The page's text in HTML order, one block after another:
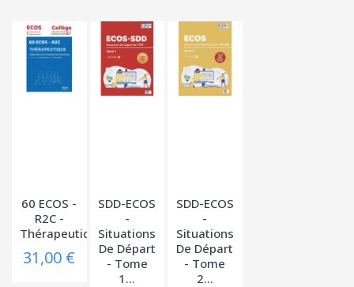
60 ECOS -
R2C -
Thérapeutique
31,00 €
SDD-ECOS
-
Situations
De Départ
- Tome
1...
SDD-ECOS
-
Situations
De Départ
- Tome
2...